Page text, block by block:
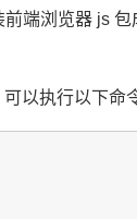
端浏览器 js
以执行以下命